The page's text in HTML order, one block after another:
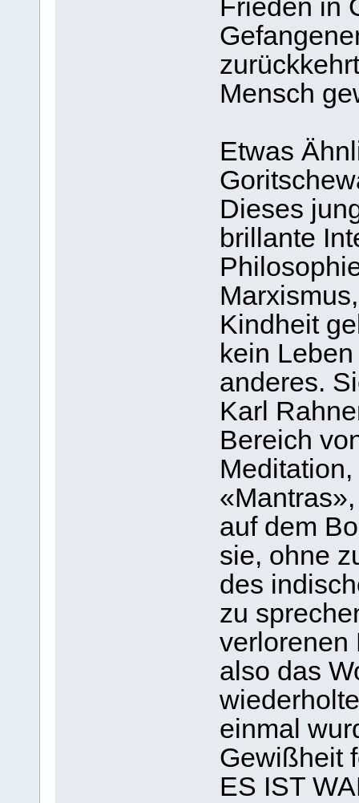
Frieden in
Mensch
Etwas
Dieses
brillante
Kindheit
kein
anderes.
Karl
Bereich
auf dem
sie, ohne
des
zu
verlorenen
also das
einmal
Gewißheit
ES IST